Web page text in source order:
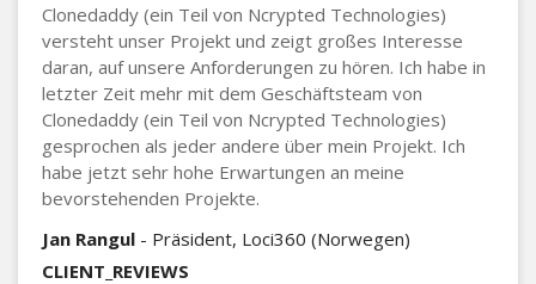
Clonedaddy (ein Teil von Ncrypted Technologies)
versteht unser Projekt und zeigt großes Interesse
daran, auf unsere Anforderungen zu hören. Ich habe in
letzter Zeit mehr mit dem Geschäftsteam von
Clonedaddy (ein Teil von Ncrypted Technologies)
gesprochen als jeder andere über mein Projekt. Ich
habe jetzt sehr hohe Erwartungen an meine
bevorstehenden Projekte.
Jan Rangul - Präsident, Loci360 (Norwegen)
CLIENT_REVIEWS